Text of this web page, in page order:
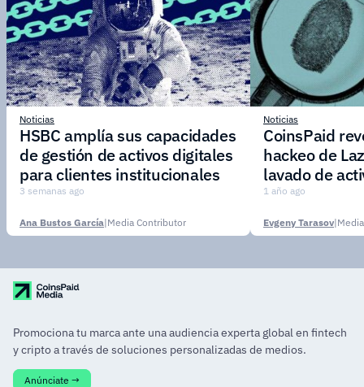
Noticias
HSBC amplía sus capacidades
de gestión de activos digitales
para clientes institucionales
3 semanas ago
Ana Bustos García|Media Contributor
Noticias
CoinsPaid
hackeo de
lavado de
1 año ago
Evgeny Tarasov|
Promociona tu marca ante una audiencia experta global en fintech
y cripto a través de soluciones personalizadas de medios.
Anúnciate →